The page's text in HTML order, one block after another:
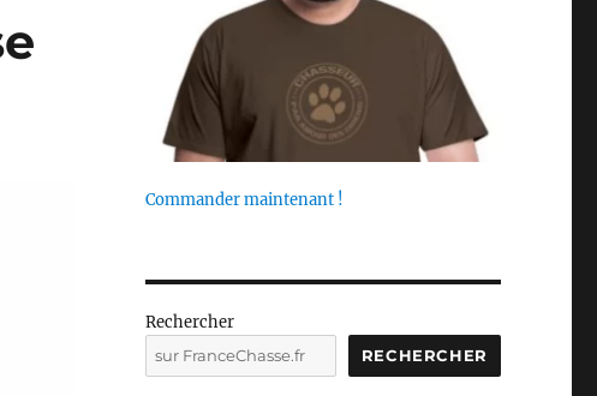
Commander maintenant !
Rechercher
RECHERCHER